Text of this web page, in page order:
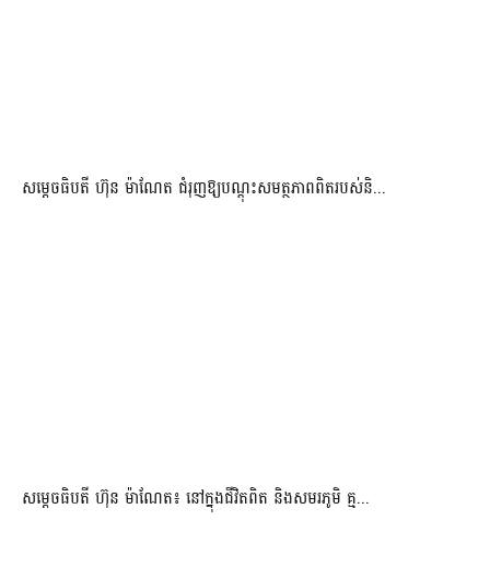
សម្តេចធិបតី ហ៊ុន ម៉ាណែត ជំរុញឱ្យបណ្តុះសមត្ថភាពពិតរបស់និ...
សម្តេចធិបតី ហ៊ុន ម៉ាណែត៖ នៅក្នុងជីវិតពិត និងសមរភូមិ គ្ម...